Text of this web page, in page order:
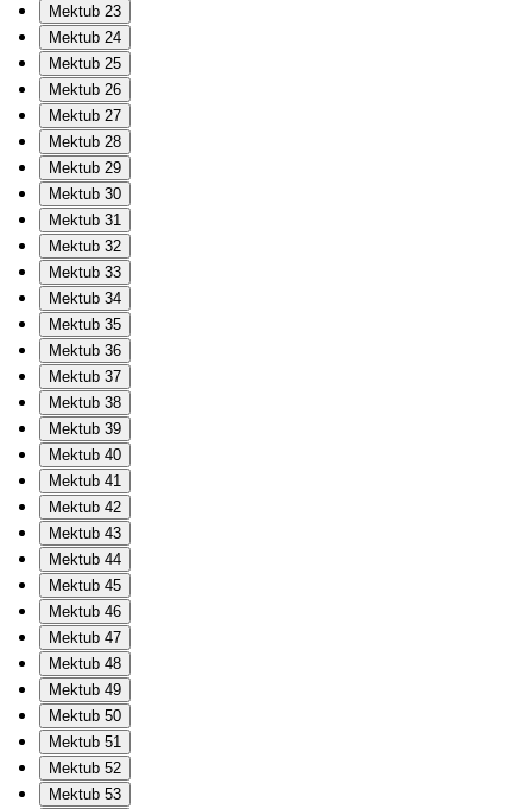
Mektub 23
Mektub 24
Mektub 25
Mektub 26
Mektub 27
Mektub 28
Mektub 29
Mektub 30
Mektub 31
Mektub 32
Mektub 33
Mektub 34
Mektub 35
Mektub 36
Mektub 37
Mektub 38
Mektub 39
Mektub 40
Mektub 41
Mektub 42
Mektub 43
Mektub 44
Mektub 45
Mektub 46
Mektub 47
Mektub 48
Mektub 49
Mektub 50
Mektub 51
Mektub 52
Mektub 53